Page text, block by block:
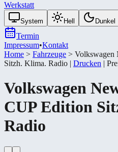
Werkstatt
System Hell Dunkel
Termin
Impressum•Kontakt
Home > Fahrzeuge > Volkswagen
Sitzh. Klima. Radio | Drucken |
Volkswagen
CUP Edition
Radio